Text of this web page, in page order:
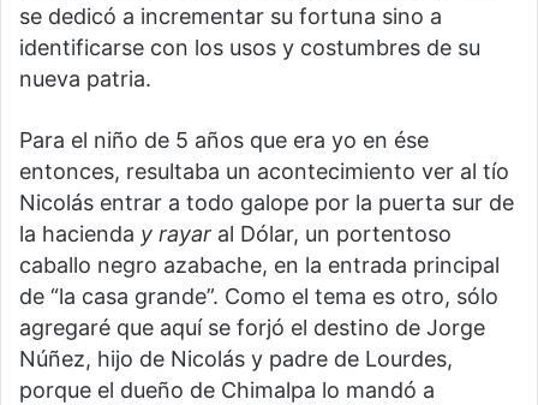
se dedicó a incrementar su fortuna sino a
identificarse con los usos y costumbres de su
nueva patria.
Para el niño de 5 años que era yo en ése
entonces, resultaba un acontecimiento ver al tío
Nicolás entrar a todo galope por la puerta sur de
la hacienda y rayar al Dólar, un portentoso
caballo negro azabache, en la entrada principal
de “la casa grande”. Como el tema es otro, sólo
agregaré que aquí se forjó el destino de Jorge
Núñez, hijo de Nicolás y padre de Lourdes,
porque el dueño de Chimalpa lo mandó a